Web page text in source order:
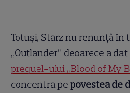
Totuși, Starz nu renunță în
„Outlander” deoarece a
prequel-ului „Blood of My
concentra pepovestea de